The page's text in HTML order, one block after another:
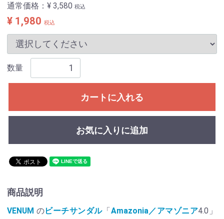
通常価格：¥ 3,580 税込
¥ 1,980 税込
数量
カートに入れる
お気に入りに追加
商品説明
VENUM のビーチサンダル 「 Amazonia／アマゾニア4.0」